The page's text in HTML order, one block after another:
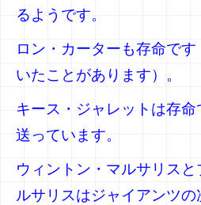
るようです。
ロン・カーターも存命で
いたことがあります）。
キース・ジャレットは存
送っています。
ウィントン・マルサリス
ルサリスはジャイアンツの